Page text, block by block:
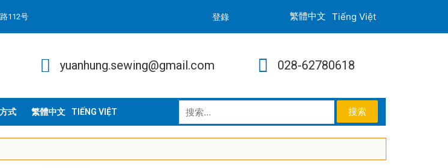
112号 登錄 Tiếng Việt
yuanhung.sewing@gmail.com 028-62780618
式 TIẾNG VIỆT